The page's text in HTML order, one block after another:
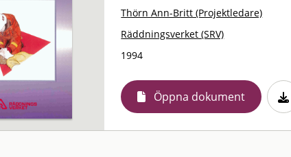
Thörn Ann-Britt (Projektledare)
Räddningsverket (SRV)
1994
Öppna dokument